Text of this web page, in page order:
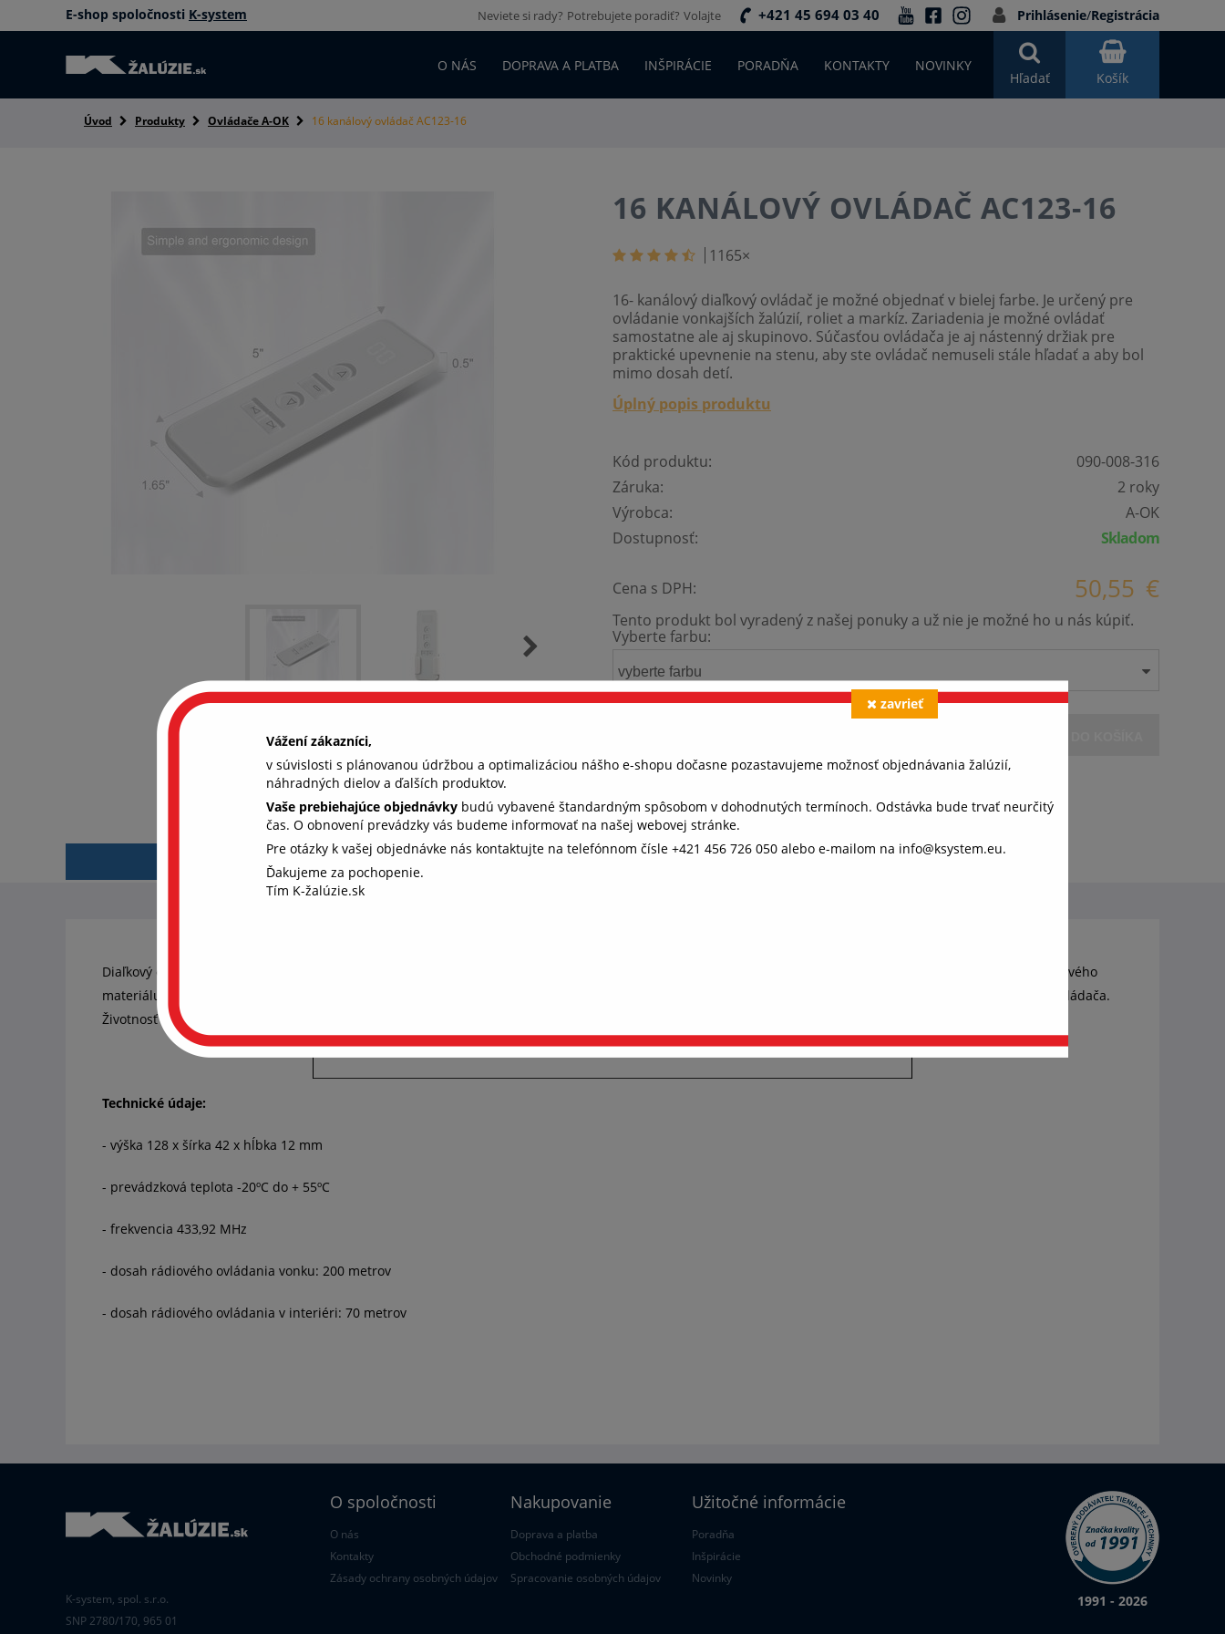
E-shop spoločnosti K-system Neviete si rady? Potrebujete poradiť? Volajte +421 45 694 03 40 Prihlásenie/Registrácia
Košík
Hľadať
O NÁS DOPRAVA A PLATBA INŠPIRÁCIE PORADŇA KONTAKTY NOVINKY
Úvod Produkty Ovládače A-OK 16 kanálový ovládač AC123-16
16 KANÁLOVÝ OVLÁDAČ AC123-16
1165×
16- kanálový diaľkový ovládač je možné objednať v bielej farbe. Je určený pre
ovládanie vonkajších žalúzií, roliet a markíz. Zariadenia je možné ovládať
samostatne ale aj skupinovo. Súčasťou ovládača je aj nástenný držiak pre
praktické upevnenie na stenu, aby ste ovládač nemuseli stále hľadať a aby bol
mimo dosah detí.
Úplný popis produktu
Kód produktu:
090-008-316
Záruka:
2 roky
Výrobca:
A-OK
Dostupnosť:
Skladom
Cena s DPH: 50,55 €
Tento produkt bol vyradený z našej ponuky a už nie je možné ho u nás kúpiť.
Vyberte farbu:
vyberte farbu
Diaľkový ovládač v exkluzívnom farebnom prevedení s vysokým klavírnym leskom bielej farby je doslova dizajnovým kúskom. Predný panel je vyrobený z akrylového
materiálu odolného voči poškriabaniu. 16-kanálový diaľkový ovládač značky A-OK je napájaný 2 kusmi gombíkovej batérie typu CR2032. Batérie sú súčasťou ovládača.
Životnosť batérií v ovládači je cca 3 roky.
Technické údaje:
- výška 128 x šírka 42 x hĺbka 12 mm
- prevádzková teplota -20ºC do + 55ºC
- frekvencia 433,92 MHz
- dosah rádiového ovládania vonku: 200 metrov
- dosah rádiového ovládania v interiéri: 70 metrov
K-system, spol. s.r.o.
SNP 2780/170, 965 01
O spoločnosti
O nás
Kontakty
Zásady ochrany osobných údajov
Nakupovanie
Doprava a platba
Obchodné podmienky
Spracovanie osobných údajov
Užitočné informácie
Poradňa
Inšpirácie
Novinky
1991 - 2026
Aby všetko fungovalo, ako má (súhlas s
Vážení zákazníci,
v súvislosti s plánovanou údržbou a optimalizáciou nášho e-shopu dočasne pozastavujeme možnosť objednávania žalúzií,
náhradných dielov a ďalších produktov.
Vaše prebiehajúce objednávky budú vybavené štandardným spôsobom v dohodnutých termínoch. Odstávka bude trvať neurčitý
čas. O obnovení prevádzky vás budeme informovať na našej webovej stránke.
Pre otázky k vašej objednávke nás kontaktujte na telefónnom čísle +421 456 726 050 alebo e-mailom na info@ksystem.eu.
Ďakujeme za pochopenie.
Tím K-žalúzie.sk
zavrieť